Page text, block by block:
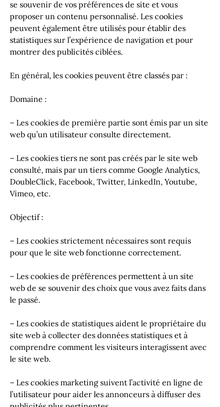
se souvenir de vos préférences de site et vous
proposer un contenu personnalisé. Les cookies
peuvent également être utilisés pour établir des
statistiques sur l’expérience de navigation et pour
montrer des publicités ciblées.
En général, les cookies peuvent être classés par :
Domaine :
– Les cookies de première partie sont émis par un site
web qu’un utilisateur consulte directement.
– Les cookies tiers ne sont pas créés par le site web
consulté, mais par un tiers comme Google Analytics,
DoubleClick, Facebook, Twitter, LinkedIn, Youtube,
Vimеo, etc.
Objectif :
– Les cookies strictement nécessaires sont requis
pour que le site web fonctionne correctement.
– Les cookies de préférences permettent à un site
web de se souvenir des choix que vous avez faits dans
le passé.
– Les cookies de statistiques aident le propriétaire du
site web à collecter des données statistiques et à
comprendre comment les visiteurs interagissent avec
le site web.
– Les cookies marketing suivent l’activité en ligne de
l’utilisateur pour aider les annonceurs à diffuser des